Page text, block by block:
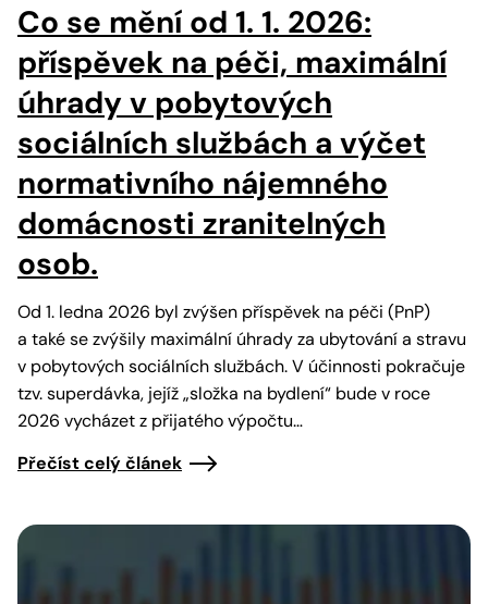
Co se mění od 1. 1. 2026:
příspěvek na péči, maximální
úhrady v pobytových
sociálních službách a výčet
normativního nájemného
domácnosti zranitelných
osob.
Od 1. ledna 2026 byl zvýšen příspěvek na péči (PnP)
a také se zvýšily maximální úhrady za ubytování a stravu
v pobytových sociálních službách. V účinnosti pokračuje
tzv. superdávka, jejíž „složka na bydlení“ bude v roce
2026 vycházet z přijatého výpočtu…
Přečíst celý článek